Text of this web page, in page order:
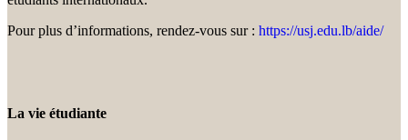
Pour plus d’informations, rendez-vous sur : https://usj.edu.lb/aide/
La vie étudiante